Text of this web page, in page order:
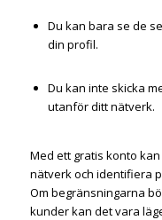
Du kan bara se de
din profil.
Du kan inte skicka
utanför ditt nätverk.
Med ett gratis konto
nätverk och identifiera
Om begränsningarna
kunder kan det vara